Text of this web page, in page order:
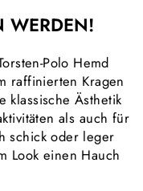
WERDEN!
Polo Hemd
raffinierten Kragen
klassische Ästhetik
als auch für
schick oder leger
Look einen Hauch